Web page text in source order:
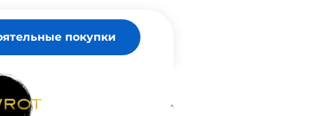
покупки